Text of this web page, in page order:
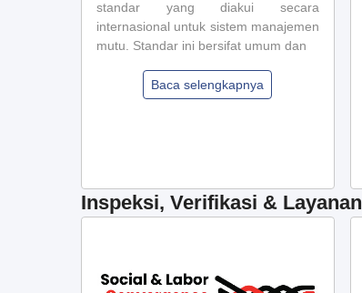
standar yang diakui secara
internasional untuk sistem manajemen
mutu. Standar ini bersifat umum dan
Baca selengkapnya
Inspeksi, Verifikasi &